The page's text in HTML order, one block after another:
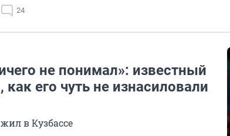
24
не понимал»: известный
как его чуть не изнасиловали
в Кузбассе